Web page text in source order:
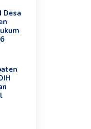
Desa